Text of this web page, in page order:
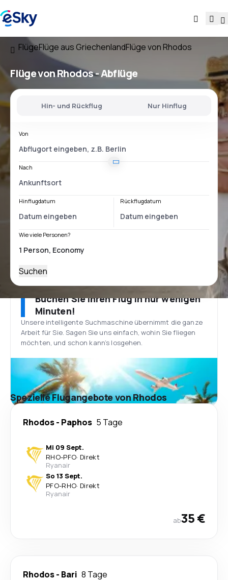
FlügeFlüge aus GriechenlandFlüge von Rhodos
Flügevon Rhodos- Abflüge
Hin- und Rückflug Nur Hinflug
Von
Nach
Hinflugdatum Rückflugdatum
Wie viele Personen?
Suchen
Buchen Sie Ihren Flug in nur wenigen
Minuten!
Unsere intelligente Suchmaschine übernimmt die ganze
Arbeit für Sie. Sagen Sie uns einfach, wohin Sie fliegen
möchten, und schon kann’s losgehen.
Spezielle Flugangebote von Rhodos
Rhodos- Paphos 5 Tage
Mi 09 Sept.
RHO-PFO· Direkt
Ryanair
So 13 Sept.
PFO-RHO· Direkt
Ryanair
ab35 €
Rhodos- Bari 8 Tage